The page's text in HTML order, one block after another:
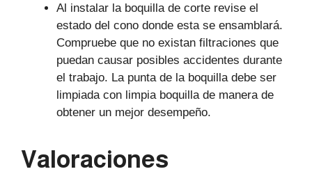
Al instalar la boquilla de corte revise el
estado del cono donde esta se ensamblará.
Compruebe que no existan filtraciones que
puedan causar posibles accidentes durante
el trabajo. La punta de la boquilla debe ser
limpiada con limpia boquilla de manera de
obtener un mejor desempeño.
Valoraciones